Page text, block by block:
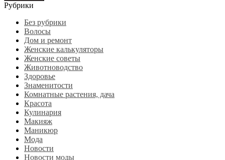
Рубрики
Без рубрики
Волосы
Дом и ремонт
Женские калькуляторы
Женские советы
Животноводство
Здоровье
Знаменитости
Комнатные растения, дача
Красота
Кулинария
Макияж
Маникюр
Мода
Новости
Новости моды